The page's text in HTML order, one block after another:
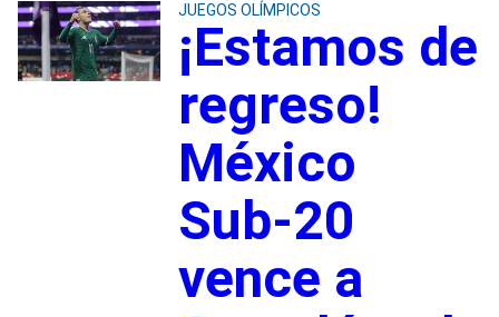
JUEGOS OLÍMPICOS
¡Estamos de
regreso!
México
Sub-20
vence a